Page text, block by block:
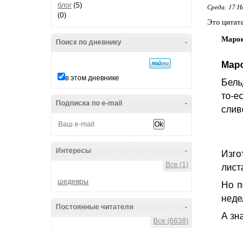
блог (5)
(0)
-
Поиск по дневнику
в этом дневнике
-
Подписка по e-mail
-
Интересы
Все (1)
шедевры
-
Постоянные читатели
Все (6638)
Среда, 17
Это
то-
Но
А